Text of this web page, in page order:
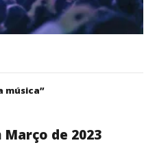
música”
de 2023